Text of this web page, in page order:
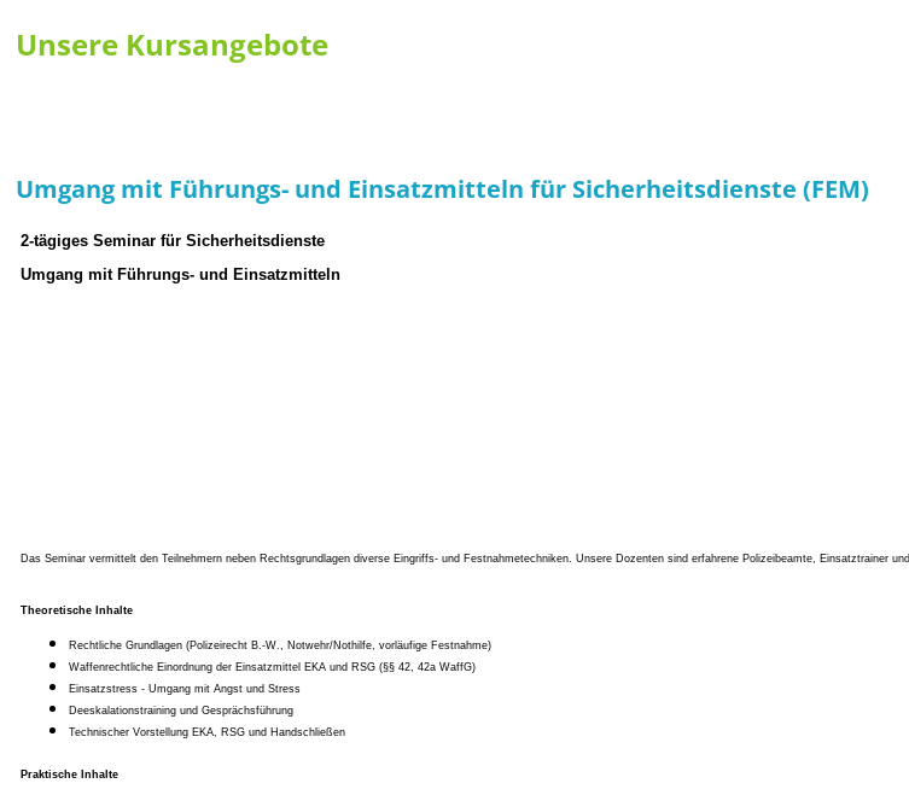
Unsere Kursangebote
Umgang mit Führungs- und Einsatzmitteln für Sicherheitsdienste (FEM)
2-tägiges Seminar für Sicherheitsdienste
Umgang mit Führungs- und Einsatzmitteln
Das Seminar vermittelt den Teilnehmern neben Rechtsgrundlagen diverse Eingriffs- und Festnahmetechniken. Unsere Dozenten sind erfahrene Polizeibeamte, Einsatztrainer
Theoretische Inhalte
Rechtliche Grundlagen (Polizeirecht B.-W., Notwehr/Nothilfe, vorläufige Festnahme)
Waffenrechtliche Einordnung der Einsatzmittel EKA und RSG (§§ 42, 42a WaffG)
Einsatzstress - Umgang mit Angst und Stress
Deeskalationstraining und Gesprächsführung
Technischer Vorstellung EKA, RSG und Handschließen
Praktische Inhalte